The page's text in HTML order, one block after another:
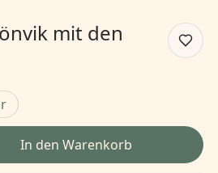
mit den
In den Warenkorb